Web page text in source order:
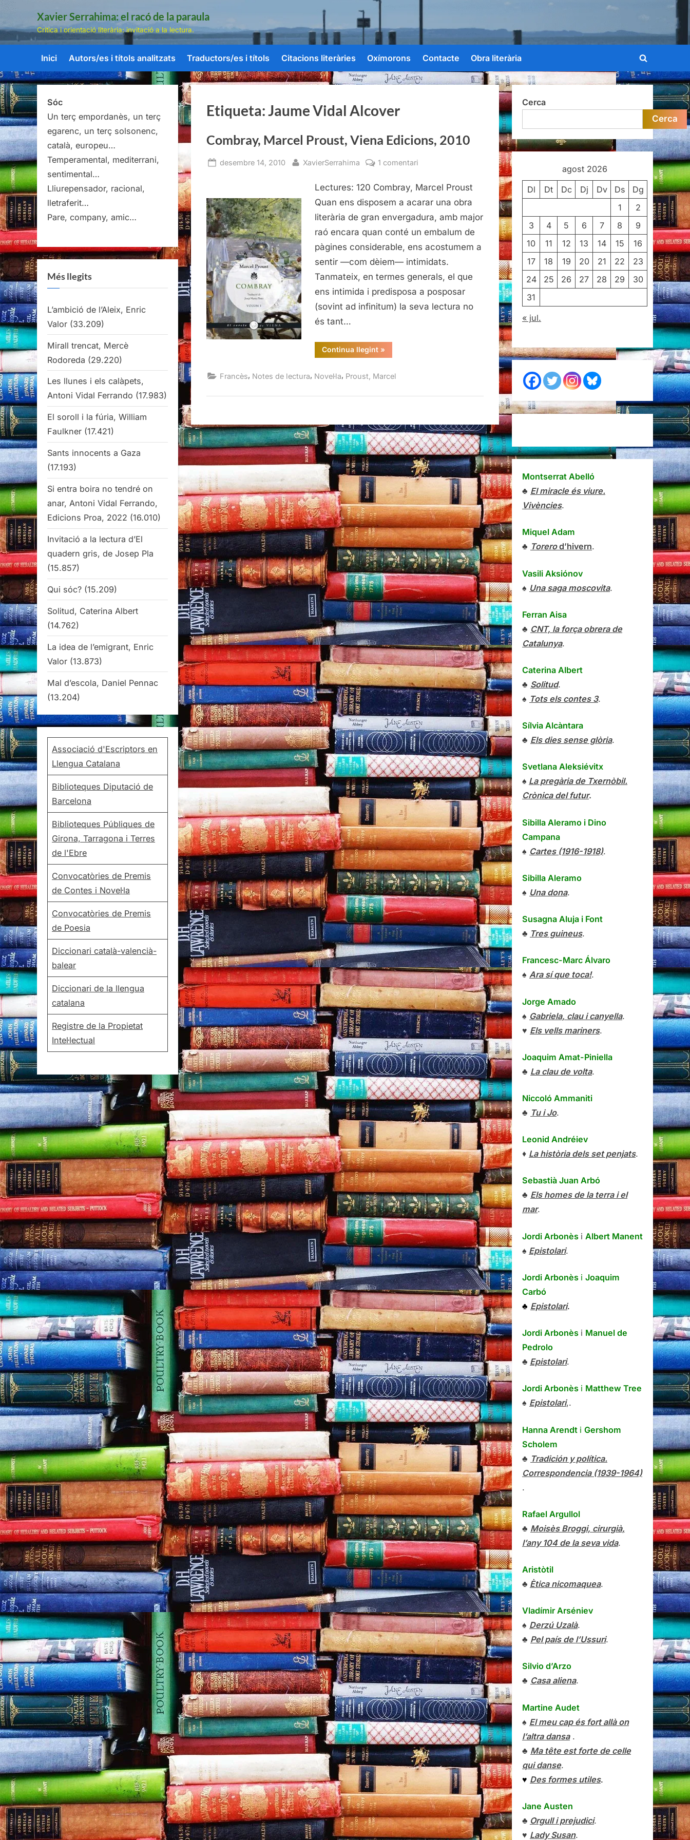
Skip
content
Xavier Serrahima: el racó de la paraula
Crítica i orientació literària: invitació a la lectura.
Inici Autors/es i títols analitzats Traductors/es i títols Citacions literàries Oxímorons Contacte Obra literària
Toggle
search
form
Etiqueta:Jaume Vidal Alcover
Combray, Marcel Proust, Viena Edicions, 2010
Posted
desembre 14, 2010 By
XavierSerrahima 1 comentari
Marcel
Proust,
Viena
Lectures: 120 Combray, Marcel Proust
Quan ens disposem a acarar una obra
literària de gran envergadura, amb major
raó encara quan conté un embalum de
pàgines considerable, ens acostumem a
sentir —com dèiem— intimidats.
Tanmateix, en termes generals, el que
ens intimida i predisposa a posposar
(sovint ad infinitum) la seva lectura no
és tant…
Continua llegint“Combray,
Marcel
Edicions,
»
Francès, Notes de lectura, Novel·la, Proust, Marcel
Sóc
Un terç empordanès, un terç
egarenc, un terç solsonenc,
català, europeu…
Temperamental, mediterrani,
sentimental…
Lliurepensador, racional,
lletraferit…
Pare, company, amic…
Més llegits
L’ambició de l’Aleix, Enric
Valor (33.209)
Mirall trencat, Mercè
Rodoreda (29.220)
Les llunes i els calàpets,
Antoni Vidal Ferrando (17.983)
El soroll i la fúria, William
Faulkner (17.421)
Sants innocents a Gaza
(17.193)
Si entra boira no tendré on
anar, Antoni Vidal Ferrando,
Edicions Proa, 2022 (16.010)
Invitació a la lectura d’El
quadern gris, de Josep Pla
(15.857)
Qui sóc? (15.209)
Solitud, Caterina Albert
(14.762)
La idea de l’emigrant, Enric
Valor (13.873)
Mal d’escola, Daniel Pennac
(13.204)
Associació d'Escriptors en
Llengua Catalana
Biblioteques Diputació de
Barcelona
Biblioteques Públiques de
Girona, Tarragona i Terres
de l'Ebre
Convocatòries de Premis
de Contes i Novel·la
Convocatòries de Premis
de Poesia
Diccionari català-valencià-
balear
Diccionari de la llengua
catalana
Registre de la Propietat
Intel·lectual
Cerca
Cerca
agost 2026
Dl Dt Dc Dj Dv Ds
Dg
1
2
3
4 5 6 7 8
9
10
11 12 13 14 15
16
17
18 19 20 21 22
23
24
25 26 27 28 29
30
31
« jul.
Montserrat Abelló
♣ El miracle és viure.
Vivències.
Miquel Adam
♣ Torerod’hivern.
Vasili Aksiónov
♠ Una saga moscovita.
Ferran Aisa
♣ CNT, la força obrera de
Catalunya.
Caterina Albert
♣ Solitud.
♠ Tots els contes 3.
Sílvia Alcàntara
♣ Els dies sense glòria.
Svetlana Aleksiévitx
♠ La pregària de Txernòbil.
Crònica del futur.
Sibilla Aleramo i Dino
Campana
♠ Cartes (1916-1918).
Sibilla Aleramo
♠ Una dona.
Susagna Aluja i Font
♣ Tres guineus.
Francesc-Marc Álvaro
♠ Ara sí que toca!.
Jorge Amado
♠ Gabriela, clau i canyella.
♥ Els vells mariners.
Joaquim Amat-Piniella
♣ La clau de volta.
Niccoló Ammaniti
♣ Tu i Jo.
Leonid Andréiev
♦ La història dels set penjats.
Sebastià Juan Arbó
♣ Els homes de la terra i el
mar.
Jordi Arbonès i Albert Manent
♠ Epistolari.
Jordi Arbonès i Joaquim
Carbó
♣ Epistolari.
Jordi Arbonès i Manuel de
Pedrolo
♣ Epistolari.
Jordi Arbonès i Matthew Tree
♠ Epistolari,.
Hanna Arendt i Gershom
Scholem
♣ Tradición y política.
Correspondencia (1939-1964)
.
Rafael Argullol
♣ Moisès Broggi, cirurgià,
l’any 104 de la seva vida.
Aristòtil
♣ Ètica nicomaquea.
Vladímir Arséniev
♠ Derzú Uzalà.
♣ Pel país de l’Ussuri.
Silvio d’Arzo
♣ Casa aliena.
Martine Audet
♠ El meu cap és fort allà on
l’altra dansa.
♣ Ma tête est forte de celle
qui danse.
♥ Des formes utiles.
Jane Austen
♣ Orgull i prejudici.
♥ Lady Susan.